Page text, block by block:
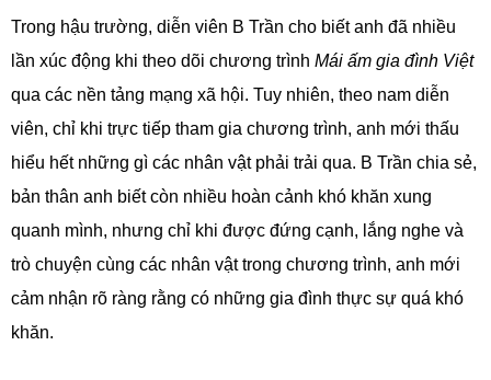
Trong hậu trường, diễn viên B Trần cho biết anh đã nhiều
lần xúc động khi theo dõi chương trình Mái ấm gia đình Việt
qua các nền tảng mạng xã hội. Tuy nhiên, theo nam diễn
viên, chỉ khi trực tiếp tham gia chương trình, anh mới thấu
hiểu hết những gì các nhân vật phải trải qua. B Trần chia sẻ,
bản thân anh biết còn nhiều hoàn cảnh khó khăn xung
quanh mình, nhưng chỉ khi được đứng cạnh, lắng nghe và
trò chuyện cùng các nhân vật trong chương trình, anh mới
cảm nhận rõ ràng rằng có những gia đình thực sự quá khó
khăn.